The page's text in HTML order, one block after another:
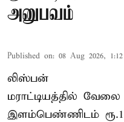
அனுபவம்
Published on: 08 Aug 2026,
லிஸ்பன்
மராட்டியத்தில்
இளம்பெண்ணிடம்